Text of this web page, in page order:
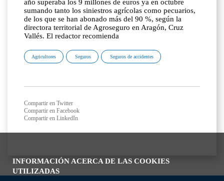
INFORMACIÓN ACERCA DE LAS COOKIES
UTILIZADAS
año superaba los 9 millones de euros ya en octubre
sumando tanto los siniestros agrícolas como pecuarios,
de los que se han abonado más del 90 %, según la
directora territorial de Agroseguro en Aragón, Cruz
Vallés. El redactor recomienda
Agricultores Seguros Seguros de accidentes
Compartir en Twitter
Compartir en Facebook
Compartir en LinkedIn